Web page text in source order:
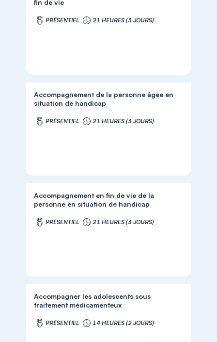
fin de vie
PRÉSENTIEL 21 HEURES (3 JOURS)
Accompagnement de la personne âgée en
situation de handicap
PRÉSENTIEL 21 HEURES (3 JOURS)
Accompagnement en fin de vie de la
personne en situation de handicap
PRÉSENTIEL 21 HEURES (3 JOURS)
Accompagner les adolescents sous
traitement médicamenteux
PRÉSENTIEL 14 HEURES (2 JOURS)